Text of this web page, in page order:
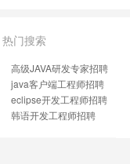
热门搜索
高级JAVA研发专家招聘
java客户端工程师招聘
eclipse开发工程师招聘
韩语开发工程师招聘